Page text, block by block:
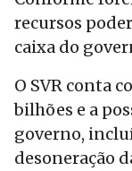
recursos
caixa do
O SVR conta
bilhões e a
governo,
desoneração